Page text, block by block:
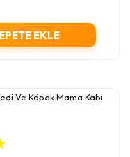
EKLE
Ve Köpek Mama Kabı